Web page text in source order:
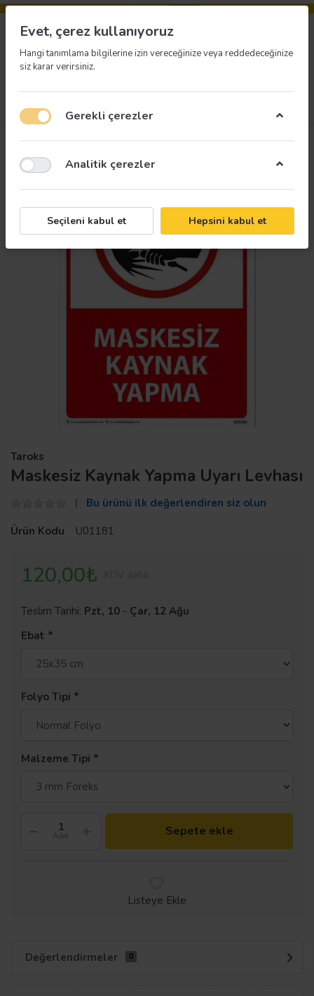
Taroks
Maskesiz Kaynak Yapma Uyarı Levhası
Bu ürünü ilk değerlendiren siz olun
Ürün Kodu
U01181
120,00₺
Teslim Tarihi: Pzt, 10 - Çar, 12 Ağu
Ebat
Folyo Tipi
Malzeme Tipi
Adet Sepete ekle
Listeye Ekle
Değerlendirmeler 0
Evet, çerez kullanıyoruz
Hangi tanımlama bilgilerine izin vereceğinize veya reddedeceğinize
siz karar verirsiniz.
Gerekli çerezler
Analitik çerezler
Seçileni kabul et Hepsini kabul et